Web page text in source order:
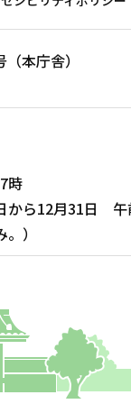
本庁舎）
時
から12月31日 午
）